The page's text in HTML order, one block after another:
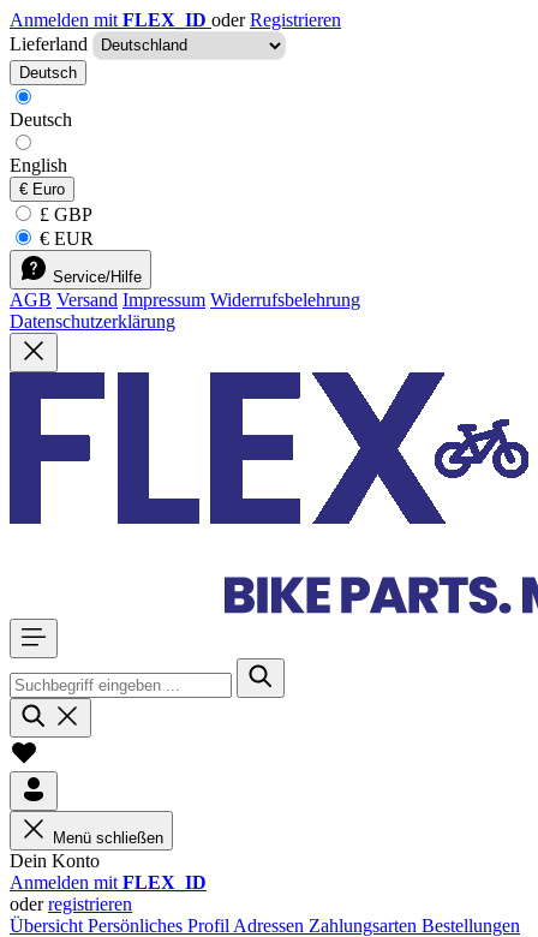
Anmelden mit FLEX_ID oder Registrieren
Lieferland
Deutsch
Deutsch
English
€ Euro
£ GBP
€ EUR
Service/Hilfe
AGB Versand Impressum Widerrufsbelehrung
Datenschutzerklärung
Menü schließen
Dein Konto
Anmelden mit FLEX_ID
oderregistrieren
Übersicht Persönliches Profil Adressen Zahlungsarten Bestellungen